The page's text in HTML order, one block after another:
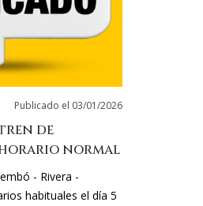
Publicado el 03/01/2026
de
horario normal
- Rivera -
habituales el día 5